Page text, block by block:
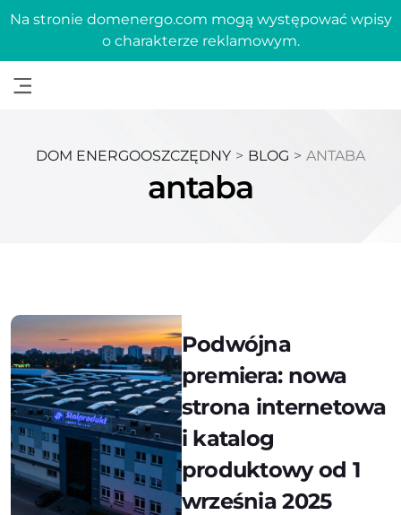
Na stronie domenergo.com mogą występować wpisy
o charakterze reklamowym.
DOM ENERGOOSZCZĘDNY > BLOG > ANTABA
antaba
Podwójna
premiera: nowa
strona internetowa
i katalog
produktowy od 1
września 2025